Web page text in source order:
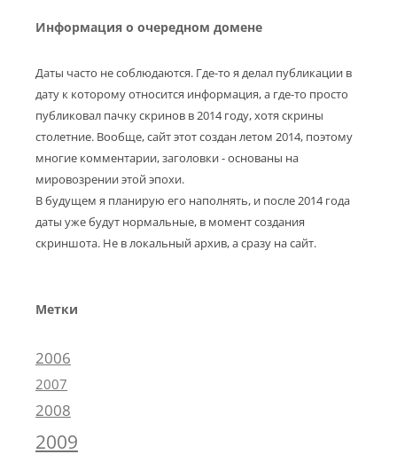
Информация о очередном домене
Даты часто не соблюдаются. Где-то я делал публикации в
дату к которому относится информация, а где-то просто
публиковал пачку скринов в 2014 году, хотя скрины
столетние. Вообще, сайт этот создан летом 2014, поэтому
многие комментарии, заголовки - основаны на
мировозрении этой эпохи.
В будущем я планирую его наполнять, и после 2014 года
даты уже будут нормальные, в момент создания
скриншота. Не в локальный архив, а сразу на сайт.
Метки
2006
2007
2008
2009